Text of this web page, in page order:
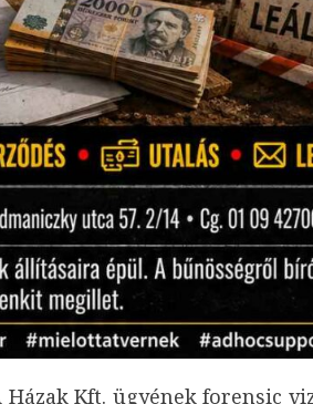
Kft. ügyének forensic